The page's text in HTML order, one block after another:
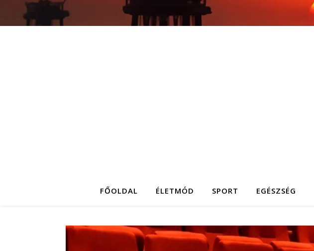
FŐOLDAL ÉLETMÓD SPORT EGÉSZSÉG